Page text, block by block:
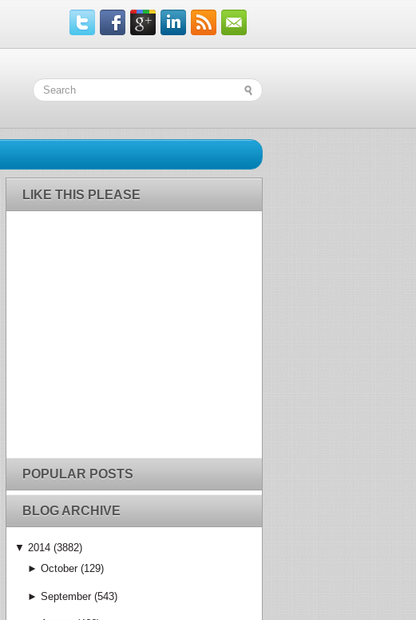
LIKE THIS PLEASE
POPULAR POSTS
BLOG ARCHIVE
▼ 2014 (3882)
► October (129)
► September (543)